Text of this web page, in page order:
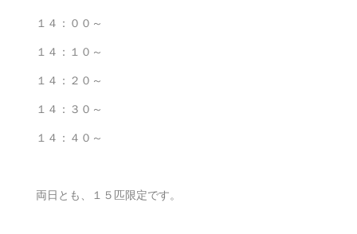
１４：００～
１４：１０～
１４：２０～
１４：３０～
１４：４０～
両日とも、１５匹限定です。